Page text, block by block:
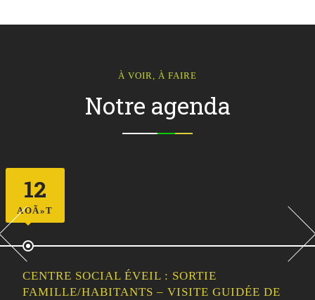
À VOIR, À FAIRE
Notre agenda
12
AOÃ»T
CENTRE SOCIAL ÉVEIL : SORTIE
FAMILLE/HABITANTS – VISITE GUIDÉE DE